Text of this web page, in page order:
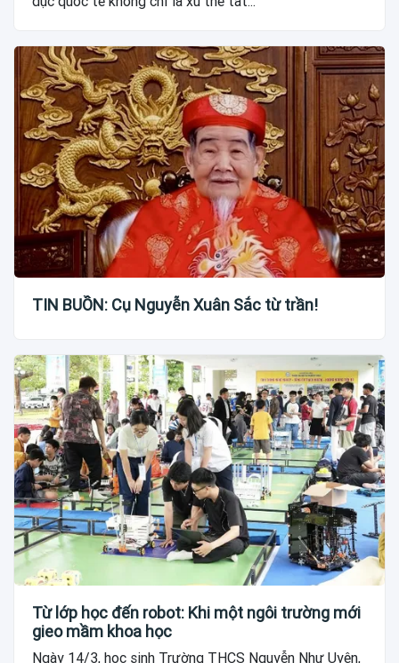
TIN BUỒN: Cụ Nguyễn Xuân Sắc từ trần!
Từ lớp học đến robot: Khi một ngôi trường mới
gieo mầm khoa học
Ngày 14/3, học sinh Trường THCS Nguyễn Như Uyên,